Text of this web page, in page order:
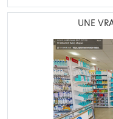
UNE